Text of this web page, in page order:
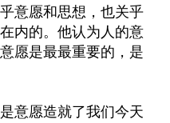
意愿和思想，也关乎
内的。他认为人的意
愿是最最重要的，是
意愿造就了我们今天